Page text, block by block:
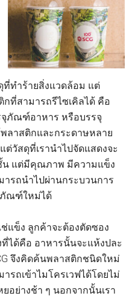
ทำร้ายสิ่งแวดล้อม แต่
กที่สามารถรีไซเคิลได้ คือ
ภัณฑ์อาหาร หรือบรรจุ
ลาสติกและกระดาษหลาย
วัสดุที่เรานำไปจัดแสดงจะ
น แต่มีคุณภาพ มีความแข็ง
ารถนำไปผ่านกระบวนการ
ภัณฑ์ใหม่ได้
แข็ง ลูกค้าจะต้องตัดซอง
ได้คือ อาหารนั้นจะแห้งปละ
จึงคิดค้นพลาสติกชนิดใหม่
รถเข้าไมโครเวฟได้โดยไม่
อย่างช้า ๆ นอกจากนั้นเรา